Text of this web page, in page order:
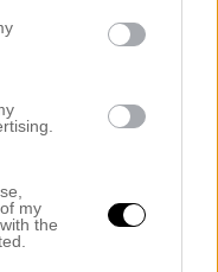
my
the